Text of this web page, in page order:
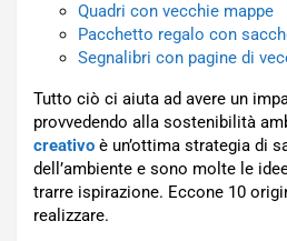
Quadri con vecchie mappe
Pacchetto regalo con
Segnalibri con pagine di
Tutto ciò ci aiuta ad avere un
provvedendo alla sostenibilità
creativo è un’ottima strategia di
dell’ambiente e sono molte le
trarre ispirazione. Eccone 10
realizzare.